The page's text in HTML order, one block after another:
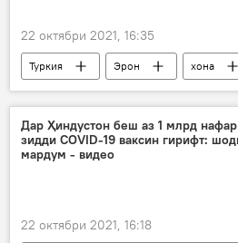
22 октябри 2021, 16:35
Туркия Эрон
хона
харидорӣ
харидан
Дар Ҳиндустон беш аз 1 млрд нафар
зидди COVID-19 ваксин гирифт:
мардум - видео
22 октябри 2021, 16:18